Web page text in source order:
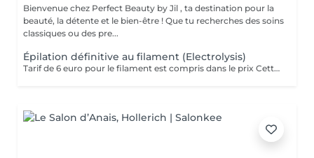
Bienvenue chez Perfect Beauty by Jil , ta destination pour la
beauté, la détente et le bien-être ! Que tu recherches des soins
classiques ou des pre...
Épilation définitive au filament (Electrolysis)
Tarif de 6 euro pour le filament est compris dans le prix Cette technique est juste pratiqué au niveau du visage chez nous. Le but de l'épilation électrique est de détruire les cellules à l'origine de la repousse du poil. La technique consiste à faire glisser dans le follicule pilo-sébacé jusqu'au bulbe un fin filament transmettant le courant électrique destructeur. Une infime impulsion électrique est administrée sur le bulbe pilaire : une forte et brève chaleur localisée est alors ressentie par le client. Le poil est ensuite retiré avec une pince à épiler, sans effectuer de résistance. Ces étapes sont répétées poil par poil jusqu'à la fin de la séance. Contrairement à d'autres méthodes temporaires comme la cire ou le rasage, l'électrolyse offre des résultats permanents. Cette méthode est définitive. Elle traite tout types de poils et peaux. Contraindication = Peacemaker